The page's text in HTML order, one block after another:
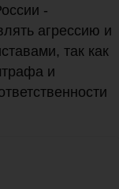
-
агрессию и
так как
и